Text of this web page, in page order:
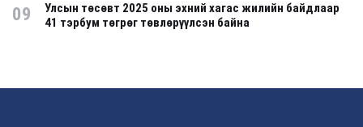
09
Улсын төсөвт 2025 оны эхний хагас жилийн байдлаар
41 тэрбум төгрөг төвлөрүүлсэн байна